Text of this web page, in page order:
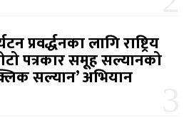
प्रवर्द्धनका लागि राष्ट्रिय
पत्रकार समूह सल्यानको
सल्यान’ अभियान